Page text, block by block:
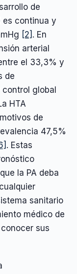
de
es continua y
[2] . En
arterial
el 33,3% y
de
global
HTA
de
47,5%
. Estas
la PA deba
sanitario
médico de
sus